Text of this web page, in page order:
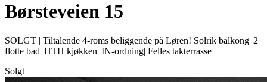
Børsteveien 15
SOLGT | Tiltalende 4-roms beliggende på Løren! Solrik balkong| 2
flotte bad| HTH kjøkken| IN-ordning| Felles takterrasse
Solgt